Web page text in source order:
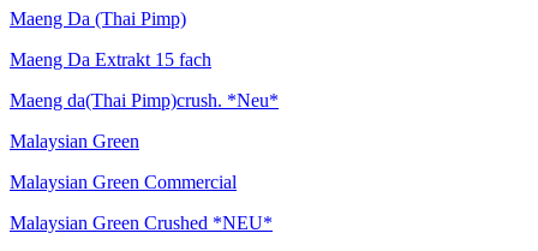
Maeng Da (Thai Pimp)
Maeng Da Extrakt 15 fach
Maeng da(Thai Pimp)crush. *Neu*
Malaysian Green
Malaysian Green Commercial
Malaysian Green Crushed *NEU*